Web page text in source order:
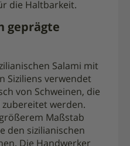
die Haltbarkeit.
geprägte
Salami mit
Siziliens verwendet
von Schweinen, die
werden.
Maßstab
den sizilianischen